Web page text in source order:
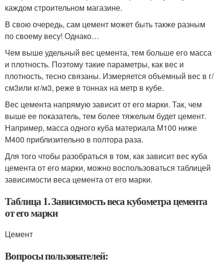
каждом строительном магазине.
В свою очередь, сам цемент может быть также разным
по своему весу! Однако…
Чем выше удельный вес цемента, тем больше его масса
и плотность. Поэтому такие параметры, как вес и
плотность, тесно связаны. Измеряется объемный вес в г/
см3или кг/м3, реже в тоннах на метр в кубе.
Вес цемента напрямую зависит от его марки. Так, чем
выше ее показатель, тем более тяжелым будет цемент.
Например, масса одного куба материала М100 ниже
М400 приблизительно в полтора раза.
Для того чтобы разобраться в том, как зависит вес куба
цемента от его марки, можно воспользоваться таблицей
зависимости веса цемента от его марки.
Таблица 1. Зависимость веса кубометра цемента
от его марки
Цемент
Вопросы пользователей: